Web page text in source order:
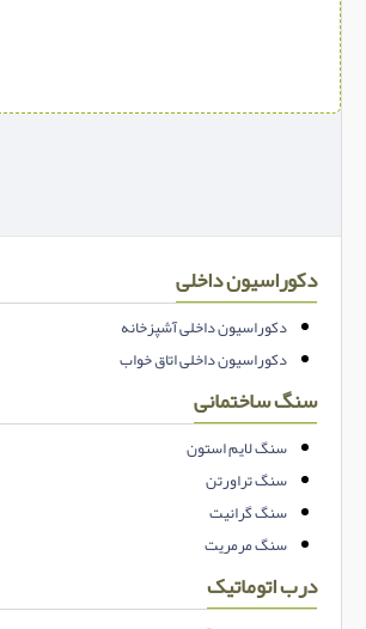
دکوراسیون داخلی
دکوراسیون داخلی آشپزخانه
دکوراسیون داخلی اتاق خواب
سنگ ساختمانی
سنگ لایم استون
سنگ تراورتن
سنگ گرانیت
سنگ مرمریت
درب اتوماتیک